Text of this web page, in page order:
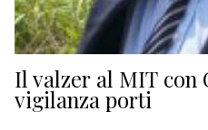
TURISMO
CULTURA
NAUTICA
Il valzer al MIT con
vigilanza porti